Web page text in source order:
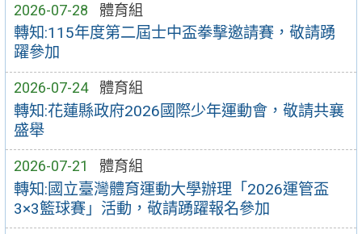
2026-07-28 體育組
轉知:115年度第二屆士中盃拳擊邀請賽，敬請踴
躍參加
2026-07-24 體育組
轉知:花蓮縣政府2026國際少年運動會，敬請共襄
盛舉
2026-07-21 體育組
轉知:國立臺灣體育運動大學辦理「2026運管盃
3×3籃球賽」活動，敬請踴躍報名參加